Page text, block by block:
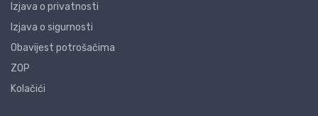
Izjava o privatnosti
Izjava o sigurnosti
Obavijest potrošačima
ZOP
Kolačići